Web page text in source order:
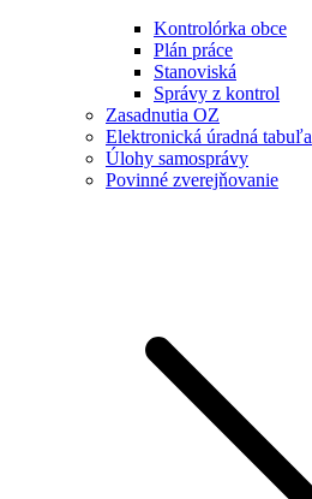
Kontrolórka obce
Plán práce
Stanoviská
Správy z kontrol
Zasadnutia OZ
Elektronická úradná tabuľa
Úlohy samosprávy
Povinné zverejňovanie